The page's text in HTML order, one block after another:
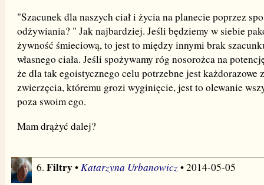
"Szacunek dla naszych ciał i życia na planecie poprzez
odżywiania? " Jak najbardziej. Jeśli będziemy w siebie
żywność śmieciową, to jest to między innymi brak
własnego ciała. Jeśli spożywamy róg nosorożca na
że dla tak egoistycznego celu potrzebne jest każdorazowe
zwierzęcia, któremu grozi wyginięcie, jest to olewanie
poza swoim ego.
Mam drążyć dalej?
6. Filtry• Katarzyna Urbanowicz• 2014-05-05